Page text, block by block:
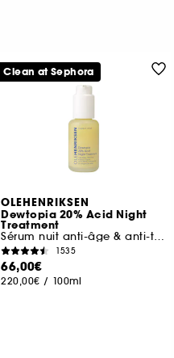
OLEHENRIKSEN
Dewtopia 20% Acid Night
Treatment
Sérum nuit anti-âge & anti-taches AHA + PHA
1535
66,00€
220,00€ / 100ml
Clean at Sephora